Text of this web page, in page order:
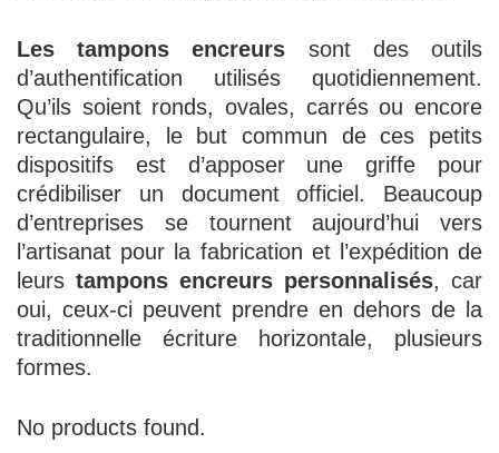
Les tampons encreurs sont des outils
d’authentification utilisés quotidiennement.
Qu’ils soient ronds, ovales, carrés ou encore
rectangulaire, le but commun de ces petits
dispositifs est d’apposer une griffe pour
crédibiliser un document officiel. Beaucoup
d’entreprises se tournent aujourd’hui vers
l’artisanat pour la fabrication et l’expédition de
leurs tampons encreurs personnalisés, car
oui, ceux-ci peuvent prendre en dehors de la
traditionnelle écriture horizontale, plusieurs
formes.
No products found.